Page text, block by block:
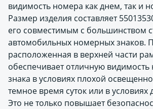
видимость номера как днем, так и
Размер изделия составляет
его совместимым с большинством
автомобильных номерных знаков.
расположенная в верхней части
обеспечивает отличную
знака в условиях плохой
темное время суток или в условиях
Это не только повышает